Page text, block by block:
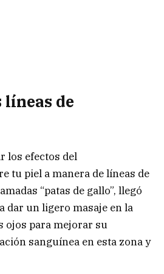
líneas de
los efectos del
tu piel a manera de líneas de
“patas de gallo”, llegó
dar un ligero masaje en la
ojos para mejorar su
sanguínea en esta zona y